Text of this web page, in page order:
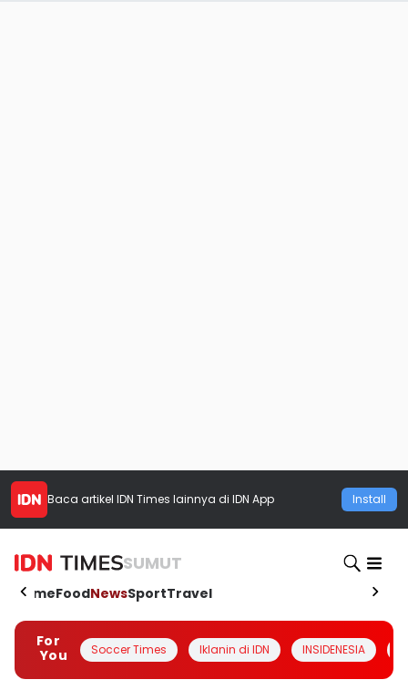
Baca artikel IDN Times lainnya di IDN App Install
SUMUT
HomeFoodNewsSportTravel
For
You
Soccer Times Iklanin di IDN INSIDENESIA